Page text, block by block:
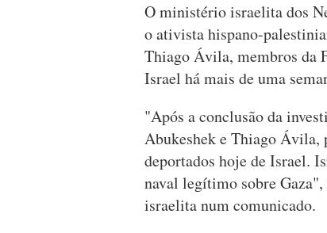
O ministério israelita dos
o ativista hispano-
Thiago Ávila, membros da
Israel há mais de uma
"Após a conclusão da
Abukeshek e Thiago Ávila,
deportados hoje de Israel.
naval legítimo sobre
israelita num comunicado.